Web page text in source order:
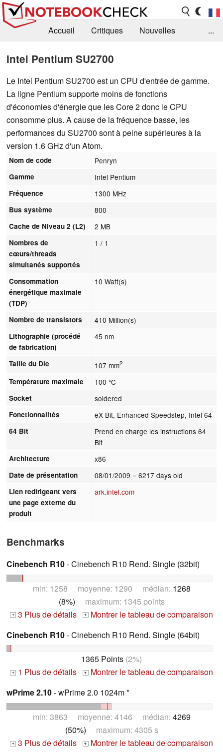
Accueil Critiques
Nouvelles
...
Intel Pentium SU2700
Le Intel Pentium SU2700 est un CPU d'entrée de gamme.
La ligne Pentium supporte moins de fonctions
d'économies d'énergie que les Core 2 donc le CPU
consomme plus. A cause de la fréquence basse, les
performances du SU2700 sont à peine supérieures à la
version 1.6 GHz d'un Atom.
Nom de code Penryn
Gamme Intel Pentium
Fréquence 1300 MHz
Bus système 800
Cache de Niveau 2 (L2) 2 MB
Nombres de
cœurs/threads
simultanés supportés
1 / 1
Consommation
énergétique maximale
(TDP)
10 Watt(s)
Nombre de transistors 410 Million(s)
Lithographie (procédé
de fabrication)
45 nm
Taille du Die 107 mm2
Température maximale 100 °C
Socket soldered
Fonctionnalités eX Bit, Enhanced Speedstep, Intel 64
64 Bit
Prend en charge les instructions 64
Bit
Architecture x86
Date de présentation 08/01/2009 = 6217 days old
Lien redirigeant vers
une page externe du
produit
ark.intel.com
Benchmarks
Cinebench R10- Cinebench R10 Rend. Single (32bit)
min: 1258 moyenne: 1290 médian: 1268
(8%) maximum: 1345 points
+ 3 Plus de détails + Montrer le tableau de comparaison
Cinebench R10- Cinebench R10 Rend. Single (64bit)
1365 Points (2%)
+ 1 Plus de détails + Montrer le tableau de comparaison
wPrime 2.10- wPrime 2.0 1024m *
min: 3863 moyenne: 4146 médian: 4269
(50%) maximum: 4305 s
+ 3 Plus de détails + Montrer le tableau de comparaison